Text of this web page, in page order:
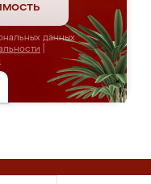
данных